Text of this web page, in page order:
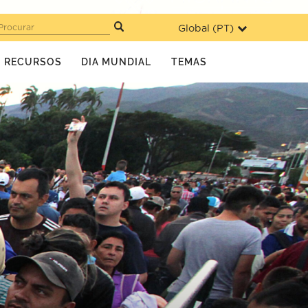
Global (PT)
RECURSOS DIA MUNDIAL TEMAS